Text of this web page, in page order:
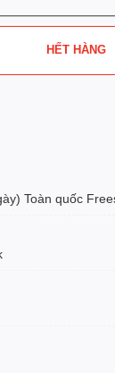
HẾT HÀNG
Toàn quốc